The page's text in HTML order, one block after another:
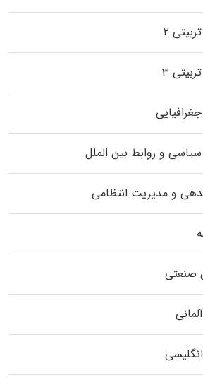
۲
۳
و روابط بین الملل
و مدیریت انتظامی
صنعتی